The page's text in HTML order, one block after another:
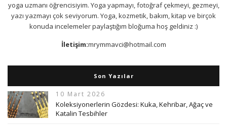
yoga uzmanı öğrencisiyim. Yoga yapmayı, fotoğraf çekmeyi, gezmeyi,
yazı yazmayı çok seviyorum. Yoga, kozmetik, bakım, kitap ve birçok
konuda incelemeler paylaştığım bloğuma hoş geldiniz :)
İletişim:mrymmavci@hotmail.com
Son Yazılar
10 Mart 2026
Koleksiyonerlerin Gözdesi: Kuka, Kehribar, Ağaç ve
Katalin Tesbihler